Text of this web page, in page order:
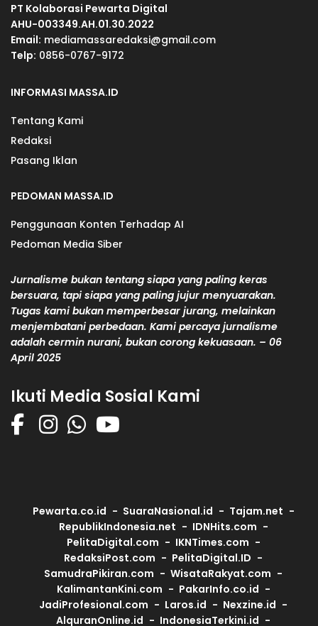
PT Kolaborasi Pewarta Digital
AHU-003349.AH.01.30.2022
Email: mediamassaredaksi@gmail.com
Telp: 0856-0767-9172
INFORMASI MASSA.ID
Tentang Kami
Redaksi
Pasang Iklan
PEDOMAN MASSA.ID
Penggunaan Konten Terhadap AI
Pedoman Media Siber
Jurnalisme bukan tentang siapa yang paling keras
bersuara, tapi siapa yang paling jujur menyuarakan.
Tugas kami bukan memperbesar jurang, melainkan
menjembatani perbedaan. Kami percaya jurnalisme
adalah cermin nurani, bukan corong kekuasaan. – 06
April 2025
Ikuti Media Sosial Kami
Pewarta.co.id SuaraNasional.id
Tajam.net
RepublikIndonesia.net
IDNHits.com
PelitaDigital.com
IKNTimes.com
RedaksiPost.com
PelitaDigital.ID
SamudraPikiran.com
WisataRakyat.com
KalimantanKini.com
PakarInfo.co.id
JadiProfesional.com
Laros.id
Nexzine.id
AlquranOnline.id
IndonesiaTerkini.id